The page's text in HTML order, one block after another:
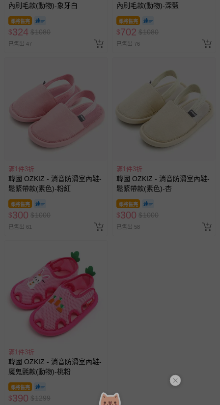
內刷毛款(動物)-象牙白
即將售完
$324 $1080
已售出 47
內刷毛款(動物)-深藍
即將售完
$702 $1080
已售出 76
滿1件3折
韓國 OZKIZ - 消音防滑室內鞋-
鬆緊帶款(素色)-粉紅
即將售完
$300 $1000
已售出 61
滿1件3折
韓國 OZKIZ - 消音防滑室內鞋-
鬆緊帶款(素色)-杏
即將售完
$300 $1000
已售出 58
滿1件3折
韓國 OZKIZ - 消音防滑室內鞋-
魔鬼氈款(動物)-桃粉
即將售完
$390 $1299